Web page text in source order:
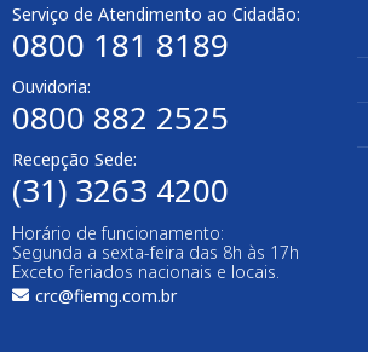
Serviço de Atendimento ao Cidadão:
0800 181 8189
Ouvidoria:
0800 882 2525
Recepção Sede:
(31) 3263 4200
Horário de funcionamento:
Segunda a sexta-feira das 8h às 17h
Exceto feriados nacionais e locais.
crc@fiemg.com.br